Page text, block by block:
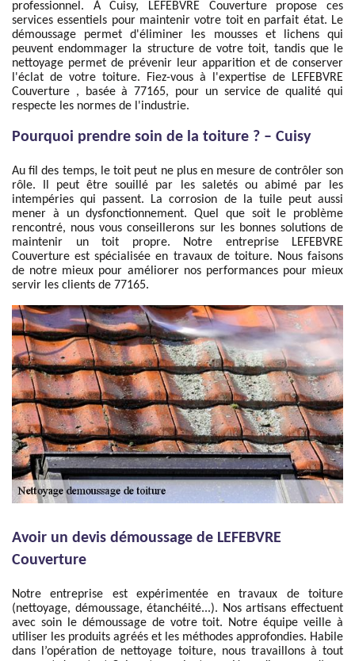
professionnel. À Cuisy, LEFEBVRE Couverture propose ces
services essentiels pour maintenir votre toit en parfait état. Le
démoussage permet d'éliminer les mousses et lichens qui
peuvent endommager la structure de votre toit, tandis que le
nettoyage permet de prévenir leur apparition et de conserver
l'éclat de votre toiture. Fiez-vous à l'expertise de LEFEBVRE
Couverture , basée à 77165, pour un service de qualité qui
respecte les normes de l'industrie.
Pourquoi prendre soin de la toiture ? – Cuisy
Au fil des temps, le toit peut ne plus en mesure de contrôler son
rôle. Il peut être souillé par les saletés ou abimé par les
intempéries qui passent. La corrosion de la tuile peut aussi
mener à un dysfonctionnement. Quel que soit le problème
rencontré, nous vous conseillerons sur les bonnes solutions de
maintenir un toit propre. Notre entreprise LEFEBVRE
Couverture est spécialisée en travaux de toiture. Nous faisons
de notre mieux pour améliorer nos performances pour mieux
servir les clients de 77165.
Avoir un devis démoussage de LEFEBVRE
Couverture
Notre entreprise est expérimentée en travaux de toiture
(nettoyage, démoussage, étanchéité...). Nos artisans effectuent
avec soin le démoussage de votre toit. Notre équipe veille à
utiliser les produits agréés et les méthodes approfondies. Habile
dans l’opération de nettoyage toiture, nous travaillons à tout